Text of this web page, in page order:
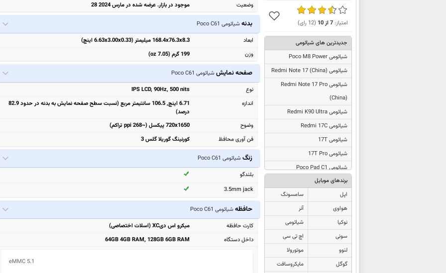
امتیاز:7از10
(
12 رای)
جدیدترین های شیائومی
شیائومی Poco M8 Power
شیائومی Redmi Note 17 (China)
شیائومیRedmi Note 17 Pro
(China)
شیائومی Redmi K90 Ultra
شیائومی Redmi 17C
شیائومی 17T
شیائومی 17T Pro
شیائومی Poco Pad C1
شیائومی 17 Max
شیائومی Redmi Pad 2 9.7
شیائومی Poco C81 Pro
شیائومی Poco C81x
شیائومی Poco C81
شیائومی Redmi K Pad 2
شیائومی Redmi K90 Max
برندهای موبایل
اپل
سامسونگ
هواوی
آنر
نوکیا
شیائومی
سونی
اچ تی سی
لنوو
موتورولا
گوگل
مایکروسافت
وضعیت
موجود در بازار. عرضه شده در مارس 2024 28
بدنهشیائومی Poco C61
ابعاد
168.4x76.3x8.3 میلیمتر (6.63x3.00x0.33 اینچ)
وزن
199 گرم (7.05 oz)
صفحه نمایششیائومی Poco C61
نوع
IPS LCD, 90Hz, 500 nits
اندازه
6.71 اینچ, 106.5 سانتیمتر مربع (نسبت سطح صفحه نمایش به بدنه در حدود 82.9
درصد)
وضوح
720x1650 پیکسل (~268 ppi تراکم)
فن آوری محافظ
کورنینگ گوریلا گلس 3
زنگشیائومی Poco C61
بلندگو
3.5mm jack
حافظهشیائومی Poco C61
کارت حافظه
میکرو اس دیXC (اسلات اختصاصی)
داخل دستگاه
64GB 4GB RAM, 128GB 6GB RAM
eMMC 5.1